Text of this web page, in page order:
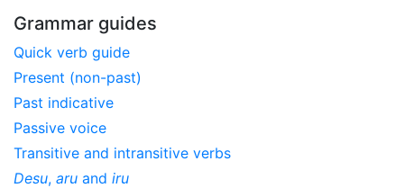
Grammar guides
Quick verb guide
Present (non-past)
Past indicative
Passive voice
Transitive and intransitive verbs
Desu, aru and iru